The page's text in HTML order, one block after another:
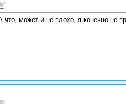
что, может и не плохо, я конечно не